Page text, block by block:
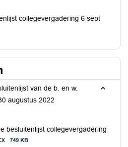
collegevergadering 6 sept
van de b. en w.
augustus 2022
besluitenlijst collegevergadering
749 KB